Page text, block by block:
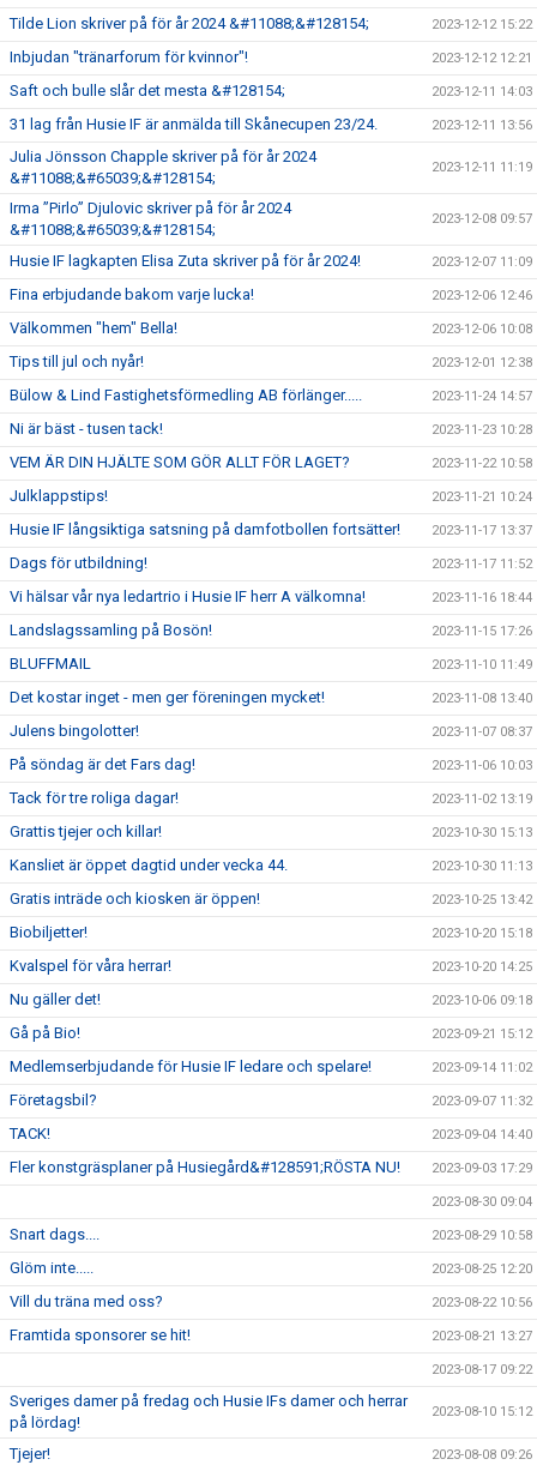
Tilde Lion skriver på för år 2024 &#11088;&#128154; 2023-12-12 15:22
Inbjudan "tränarforum för kvinnor"! 2023-12-12 12:21
Saft och bulle slår det mesta &#128154; 2023-12-11 14:03
31 lag från Husie IF är anmälda till Skånecupen 23/24. 2023-12-11 13:56
Julia Jönsson Chapple skriver på för år 2024
&#11088;&#65039;&#128154;
2023-12-11 11:19
Irma ”Pirlo” Djulovic skriver på för år 2024
&#11088;&#65039;&#128154;
2023-12-08 09:57
Husie IF lagkapten Elisa Zuta skriver på för år 2024! 2023-12-07 11:09
Fina erbjudande bakom varje lucka! 2023-12-06 12:46
Välkommen "hem" Bella! 2023-12-06 10:08
Tips till jul och nyår! 2023-12-01 12:38
Bülow & Lind Fastighetsförmedling AB förlänger..... 2023-11-24 14:57
Ni är bäst - tusen tack! 2023-11-23 10:28
VEM ÄR DIN HJÄLTE SOM GÖR ALLT FÖR LAGET? 2023-11-22 10:58
Julklappstips! 2023-11-21 10:24
Husie IF långsiktiga satsning på damfotbollen fortsätter! 2023-11-17 13:37
Dags för utbildning! 2023-11-17 11:52
Vi hälsar vår nya ledartrio i Husie IF herr A välkomna! 2023-11-16 18:44
Landslagssamling på Bosön! 2023-11-15 17:26
BLUFFMAIL 2023-11-10 11:49
Det kostar inget - men ger föreningen mycket! 2023-11-08 13:40
Julens bingolotter! 2023-11-07 08:37
På söndag är det Fars dag! 2023-11-06 10:03
Tack för tre roliga dagar! 2023-11-02 13:19
Grattis tjejer och killar! 2023-10-30 15:13
Kansliet är öppet dagtid under vecka 44. 2023-10-30 11:13
Gratis inträde och kiosken är öppen! 2023-10-25 13:42
Biobiljetter! 2023-10-20 15:18
Kvalspel för våra herrar! 2023-10-20 14:25
Nu gäller det! 2023-10-06 09:18
Gå på Bio! 2023-09-21 15:12
Medlemserbjudande för Husie IF ledare och spelare! 2023-09-14 11:02
Företagsbil? 2023-09-07 11:32
TACK! 2023-09-04 14:40
Fler konstgräsplaner på Husiegård&#128591;RÖSTA NU! 2023-09-03 17:29
2023-08-30 09:04
Snart dags.... 2023-08-29 10:58
Glöm inte..... 2023-08-25 12:20
Vill du träna med oss? 2023-08-22 10:56
Framtida sponsorer se hit! 2023-08-21 13:27
2023-08-17 09:22
Sveriges damer på fredag och Husie IFs damer och herrar
på lördag!
2023-08-10 15:12
Tjejer! 2023-08-08 09:26